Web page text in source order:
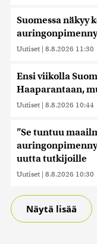
Suomessa näkyy
Uutiset | 8.8.2026 11:30
Ensi viikolla
Haaparantaan,
Uutiset | 8.8.2026 10:44
”Se tuntuu
uutta tutkijoille
Uutiset | 8.8.2026 10:30
Näytä lisää